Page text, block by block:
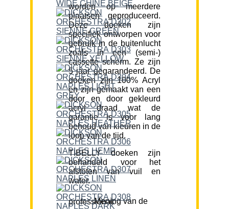
worden op meerdere
plaatsen geproduceerd.
Deze doeken zijn
specifiek ontworpen voor
gebruik in de buitenlucht
zoals in een (semi-)
cassette scherm. Ze zijn
5 jaar gegarandeerd. De
doeken zijn 100% Acryl
en zijn gemaakt van een
door en door gekleurd
acryl draad wat de
garantie is voor lang
behoud van kleuren in de
loop van de tijd.
TIBELLY doeken zijn
behandeld voor het
afstoten van vuil en
water.
Mening van de professional: